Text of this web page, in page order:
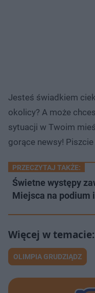
Jesteś świadkiem
okolicy? A może
sytuacji w Twoim
gorące newsy!
PRZECZYTAJ TAKŻE:
Świetne występy
Miejsca na podium
OLIMPIA GRUDZIĄDZ